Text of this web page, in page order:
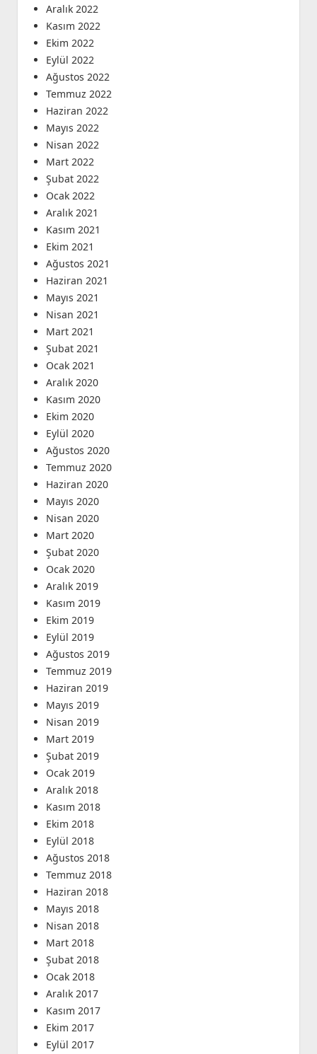
Aralık 2022
Kasım 2022
Ekim 2022
Eylül 2022
Ağustos 2022
Temmuz 2022
Haziran 2022
Mayıs 2022
Nisan 2022
Mart 2022
Şubat 2022
Ocak 2022
Aralık 2021
Kasım 2021
Ekim 2021
Ağustos 2021
Haziran 2021
Mayıs 2021
Nisan 2021
Mart 2021
Şubat 2021
Ocak 2021
Aralık 2020
Kasım 2020
Ekim 2020
Eylül 2020
Ağustos 2020
Temmuz 2020
Haziran 2020
Mayıs 2020
Nisan 2020
Mart 2020
Şubat 2020
Ocak 2020
Aralık 2019
Kasım 2019
Ekim 2019
Eylül 2019
Ağustos 2019
Temmuz 2019
Haziran 2019
Mayıs 2019
Nisan 2019
Mart 2019
Şubat 2019
Ocak 2019
Aralık 2018
Kasım 2018
Ekim 2018
Eylül 2018
Ağustos 2018
Temmuz 2018
Haziran 2018
Mayıs 2018
Nisan 2018
Mart 2018
Şubat 2018
Ocak 2018
Aralık 2017
Kasım 2017
Ekim 2017
Eylül 2017